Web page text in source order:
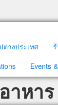
ต่างประเทศ
Events
าหา